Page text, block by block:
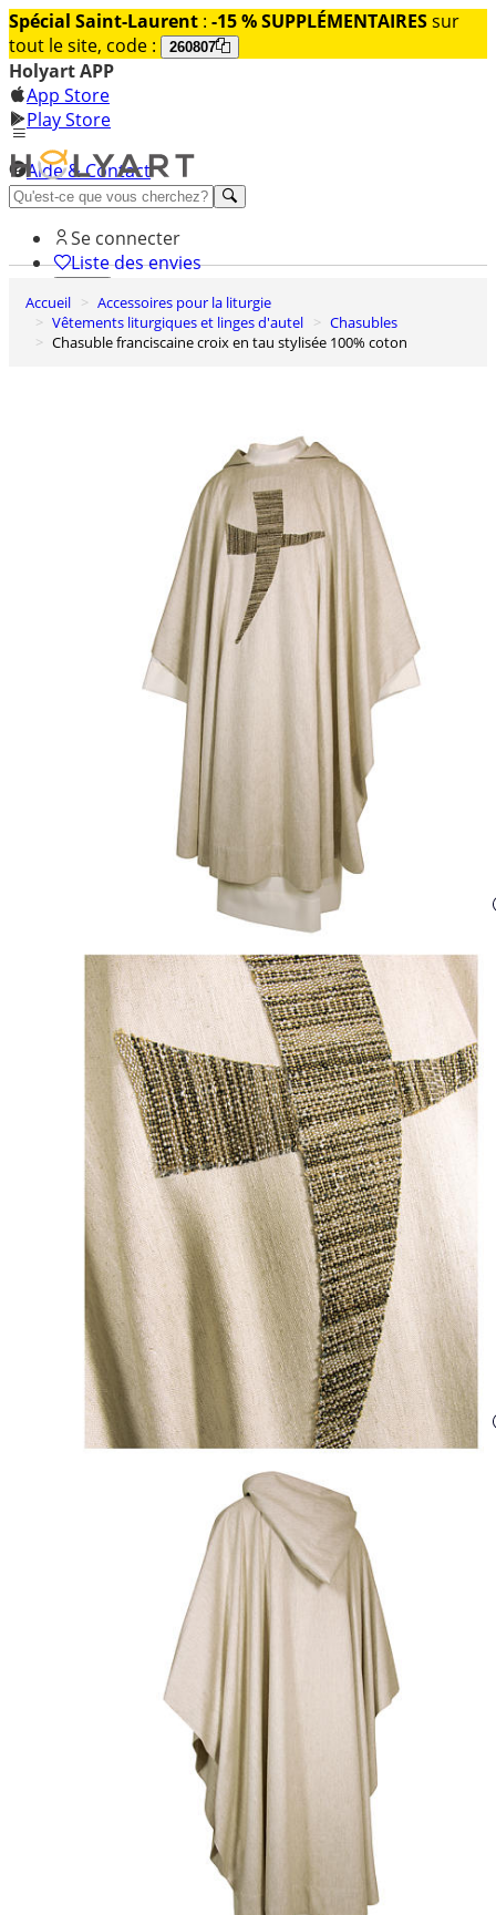
Spécial Saint-Laurent : -15 % SUPPLÉMENTAIRESsur
tout le site, code :
260807
Holyart APP
App Store
Play Store
Aide & Contact
Découvrez Premium
Se connecter
Liste des envies
0
Panier
Accueil
Accessoires pour la liturgie
Vêtements liturgiques et linges d'autel
Chasubles
Chasuble franciscaine croix en tau stylisée 100% coton